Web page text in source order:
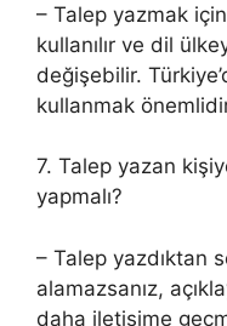
– Talep yazmak
kullanılır ve dil
değişebilir.
kullanmak
7. Talep yazan
yapmalı?
– Talep yazdıktan
alamazsanız,
daha iletişime